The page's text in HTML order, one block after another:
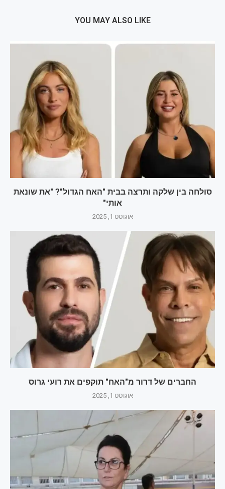
YOU MAY ALSO LIKE
סולחה בין שלקה ותרצה בבית "האח הגדול"? "את שונאת
אותי"
אוגוסט 1, 2025
החברים של דרור מ"האח" תוקפים את רועי גרוס
אוגוסט 1, 2025